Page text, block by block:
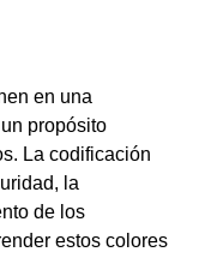
en una
propósito
La codificación
la
de los
estos colores